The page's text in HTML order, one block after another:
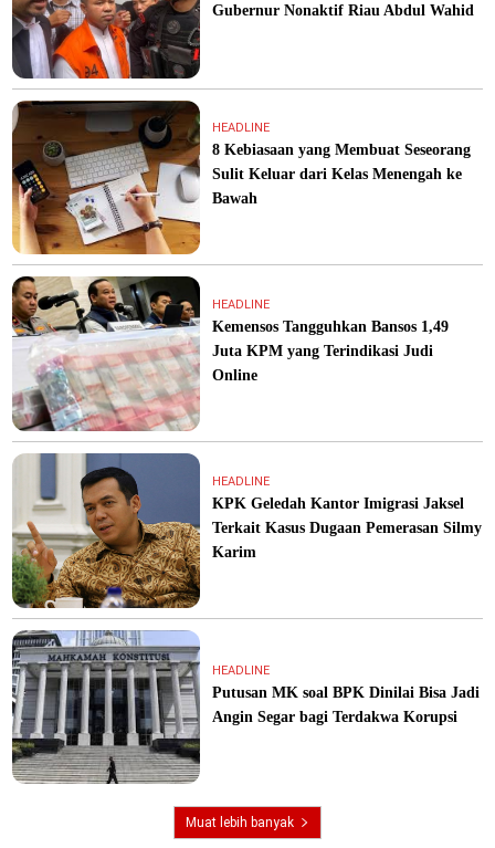
Gubernur Nonaktif Riau Abdul Wahid
HEADLINE
8 Kebiasaan yang Membuat Seseorang
Sulit Keluar dari Kelas Menengah ke
Bawah
HEADLINE
Kemensos Tangguhkan Bansos 1,49
Juta KPM yang Terindikasi Judi
Online
HEADLINE
KPK Geledah Kantor Imigrasi Jaksel
Terkait Kasus Dugaan Pemerasan Silmy
Karim
HEADLINE
Putusan MK soal BPK Dinilai Bisa Jadi
Angin Segar bagi Terdakwa Korupsi
Muat lebih banyak